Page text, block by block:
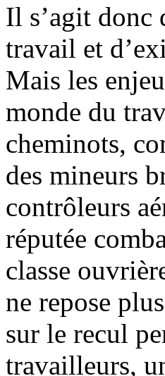
Il s’agit donc
travail et
Mais les
monde du
cheminots,
des mineurs
contrôleurs
réputée
classe
ne repose
sur le recul
travailleurs,